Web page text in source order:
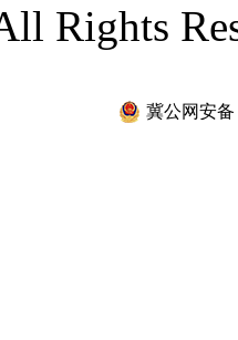
Rights
冀公网安备